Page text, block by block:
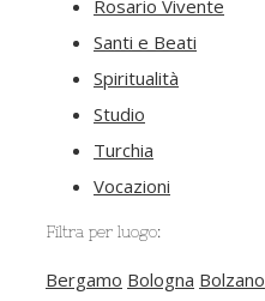
Rosario Vivente
Santi e Beati
Spiritualità
Studio
Turchia
Vocazioni
Filtra per luogo:
Bergamo Bologna Bolzano